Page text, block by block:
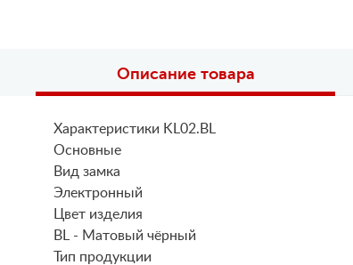
Описание товара
Характеристики KL02.BL
Основные
Вид замка
Электронный
Цвет изделия
BL - Матовый чёрный
Тип продукции